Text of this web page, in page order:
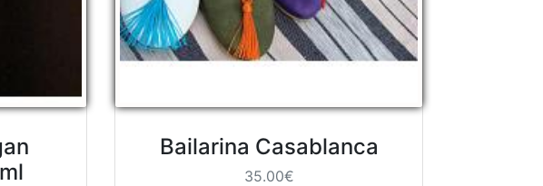
Bailarina Casablanca
35.00€